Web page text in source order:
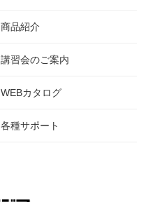
商品紹介
講習会のご案内
WEBカタログ
各種サポート